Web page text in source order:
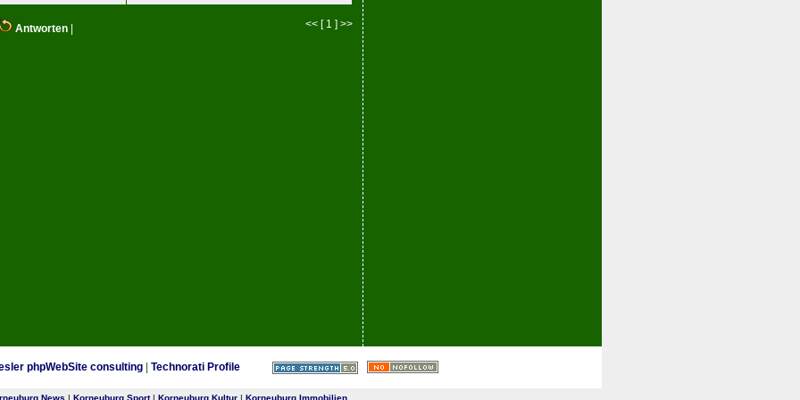
<< [ 1 ] >>
Antworten
phpWebSite consulting Technorati Profile
News | Korneuburg Sport| Korneuburg Kultur | Korneuburg Immobilien